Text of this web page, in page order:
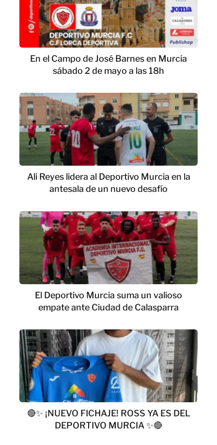
En el Campo de José Barnes en Murcia
sábado 2 de mayo a las 18h
Ali Reyes lidera al Deportivo Murcia en la
antesala de un nuevo desafío
El Deportivo Murcia suma un valioso
empate ante Ciudad de Calasparra
🔴✨ ¡NUEVO FICHAJE! ROSS YA ES DEL
DEPORTIVO MURCIA ✨🔴